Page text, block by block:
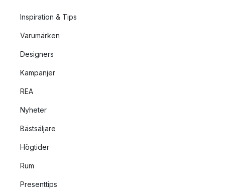
Inspiration & Tips
Varumärken
Designers
Kampanjer
REA
Nyheter
Bästsäljare
Högtider
Rum
Presenttips